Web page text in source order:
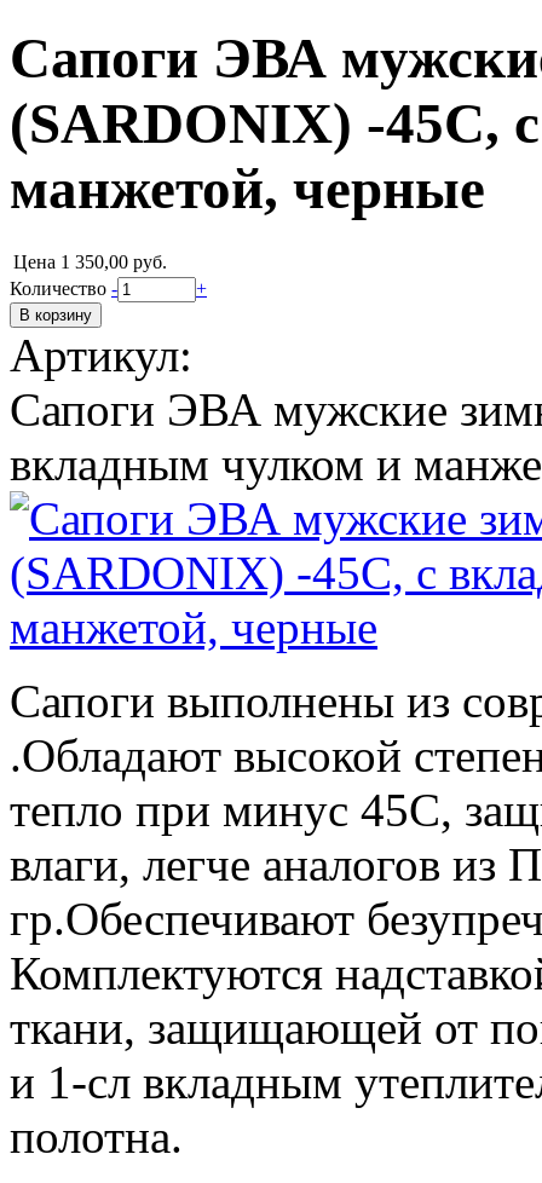
Сапоги ЭВА
(SARDONIX) -45С,
манжетой, черные
Цена 1 350,00 руб.
Количество - +
Артикул:
Сапоги ЭВА мужские
вкладным чулком и
Сапоги выполнены из
.Обладают высокой
тепло при минус 45С,
влаги, легче аналогов
гр.Обеспечивают
Комплектуются
ткани, защищающей от
и 1-сл вкладным
полотна.